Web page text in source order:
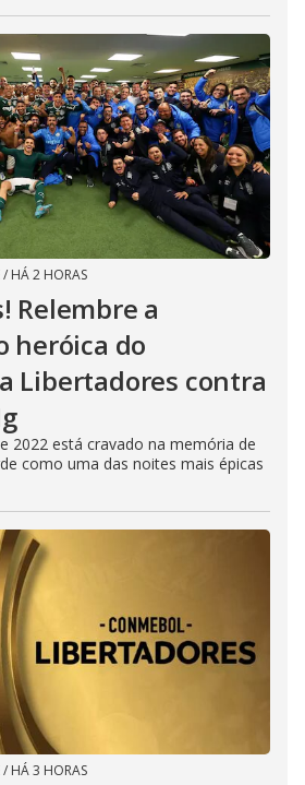
/ HÁ 2 HORAS
Relembre a
heróica do
Libertadores contra
2022 está cravado na memória de
como uma das noites mais épicas
/ HÁ 3 HORAS